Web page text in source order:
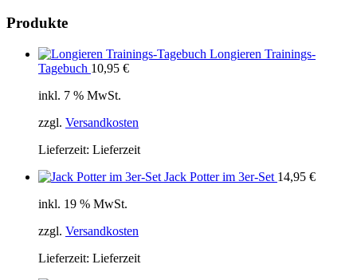
Produkte
Longieren Trainings-
Tagebuch 10,95 €
inkl. 7 % MwSt.
zzgl. Versandkosten
Lieferzeit: Lieferzeit
Jack Potter im 3er-Set 14,95 €
inkl. 19 % MwSt.
zzgl. Versandkosten
Lieferzeit: Lieferzeit